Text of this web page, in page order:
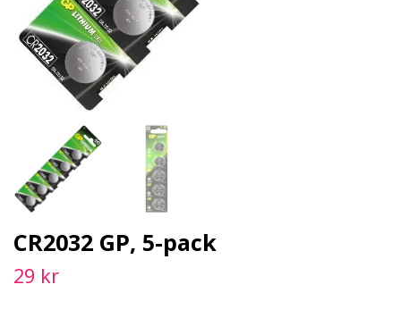
CR2032 GP, 5-pack
29 kr